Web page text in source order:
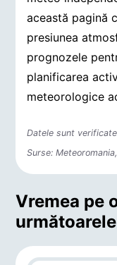
această pagină
presiunea
prognozele
planificarea
meteorologice
Datele sunt
Surse:
Vremea pe